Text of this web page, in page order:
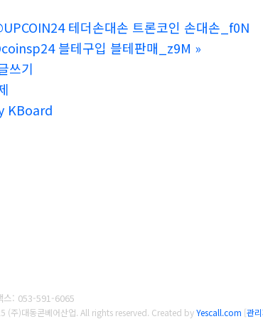
테더손대손 트론코인 손대손_f0N
블테구입 블테판매_z9M »
쓰기
KBoard
스: 053-591-6065
주)대동콘베어산업. All rights reserved. Created byYescall.com [관